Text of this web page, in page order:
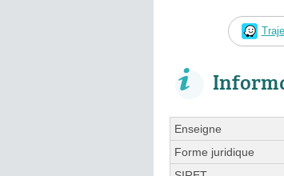
Enseigne
Forme juridique